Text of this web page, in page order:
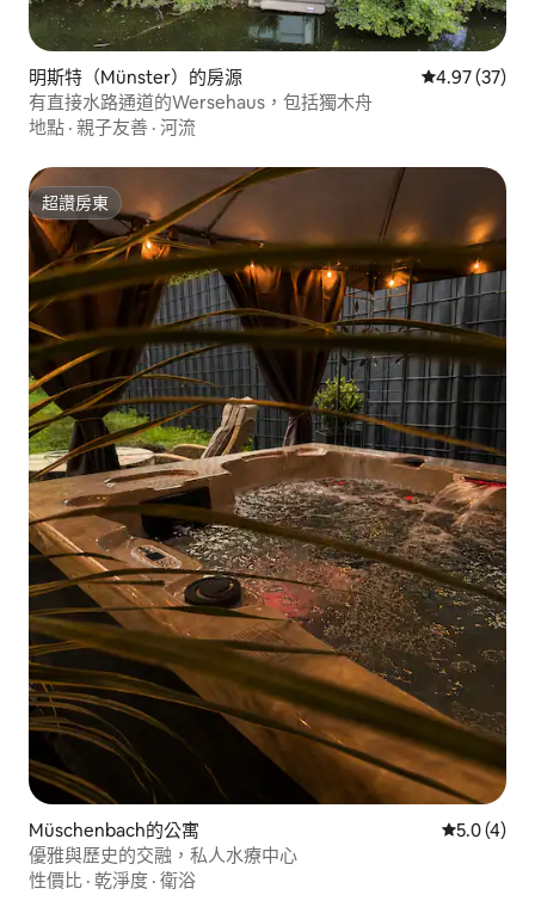
明斯特（Münster）的房源 從 37 則評價
4.97 (37)
有直接水路通道的Wersehaus，包括獨木舟
地點 · 親子友善 · 河流
超讚房東
超讚房東
Müschenbach的公寓 從 4 則評
5.0 (4)
優雅與歷史的交融，私人水療中心
性價比 · 乾淨度 · 衛浴